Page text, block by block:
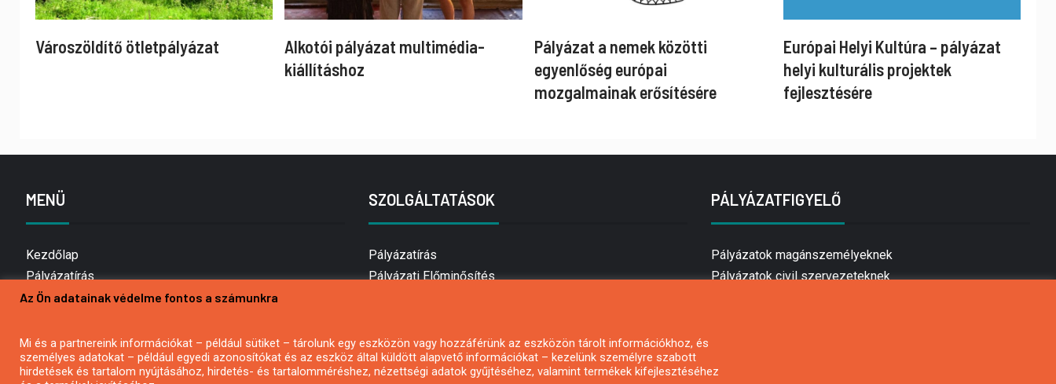
Városzöldítő ötletpályázat
Alkotói pályázat multimédia-
kiállításhoz
Pályázat a nemek közötti
egyenlőség európai
mozgalmainak erősítésére
Európai Helyi Kultúra – pályázat
helyi kulturális projektek
fejlesztésére
MENÜ
Kezdőlap
Pályázatírás
Bemutatkozás
Hírlevél feliratkozás
Impresszum
SZOLGÁLTATÁSOK
Pályázatírás
Pályázati Előminősítés
Mezőgazdasági pályázatírás
Pályázatírás magánszemélyeknek
PÁLYÁZATFIGYELŐ
Pályázatok magánszemélyeknek
Pályázatok civil szervezeteknek
Az Ön adatainak védelme fontos a számunkra
Mi és a partnereink információkat – például sütiket – tárolunk egy eszközön vagy hozzáférünk az eszközön tárolt információkhoz, és
személyes adatokat – például egyedi azonosítókat és az eszköz által küldött alapvető információkat – kezelünk személyre szabott
hirdetések és tartalom nyújtásához, hirdetés- és tartalomméréshez, nézettségi adatok gyűjtéséhez, valamint termékek kifejlesztéséhez